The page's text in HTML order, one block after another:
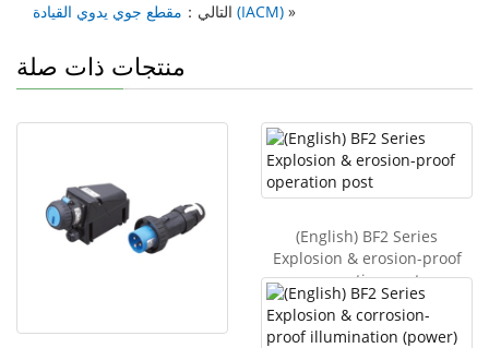
التالي： مقطع جوي يدوي القيادة (IACM) »
منتجات ذات صلة
(English) BF2 Series
Explosion & erosion-proof
operation post